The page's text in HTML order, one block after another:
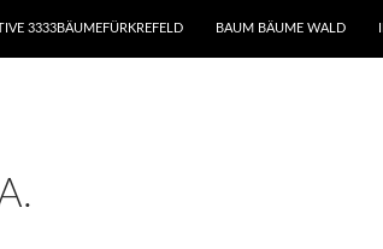
3333BÄUMEFÜRKREFELD BAUM BÄUME WALD